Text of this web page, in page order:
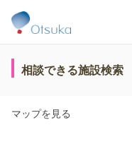
相談できる施設検索
マップを見る